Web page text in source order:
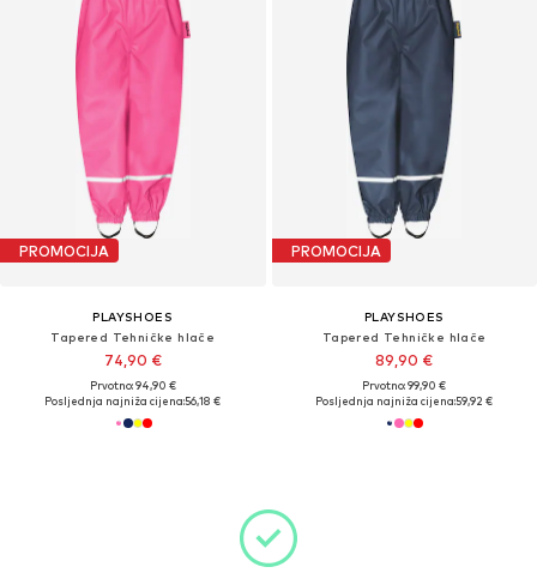
PROMOCIJA
PLAYSHOES
Tapered Tehničke hlače
74,90 €
Prvotno: 94,90 €
Posljednja najniža cijena:56,18 €
PROMOCIJA
PLAYSHOES
Tapered Tehničke hlače
89,90 €
Prvotno: 99,90 €
Posljednja najniža cijena:59,92 €